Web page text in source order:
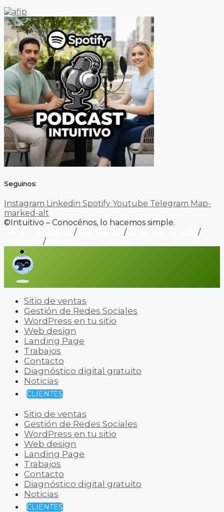
Seguinos:
Instagram Linkedin Spotify Youtube Telegram Map-
marked-alt
©Intuitivo – Conocénos, lo hacemos simple.
/ /
/
/
Sitio de ventas
Gestión de Redes Sociales
WordPress en tu sitio
Web design
Landing Page
Trabajos
Contacto
Diagnóstico digital gratuito
Noticias
CLIENTES
Sitio de ventas
Gestión de Redes Sociales
WordPress en tu sitio
Web design
Landing Page
Trabajos
Contacto
Diagnóstico digital gratuito
Noticias
CLIENTES